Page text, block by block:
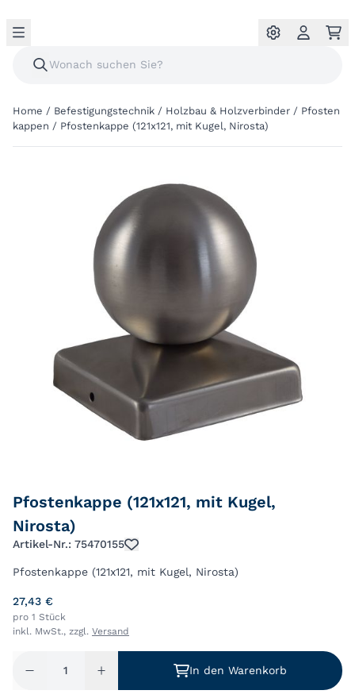
Home / Befestigungstechnik / Holzbau & Holzverbinder / Pfosten
kappen / Pfostenkappe (121x121, mit Kugel, Nirosta)
Pfostenkappe (121x121, mit Kugel,
Nirosta)
Artikel-Nr.: 75470155
Pfostenkappe (121x121, mit Kugel, Nirosta)
27,43 €
pro 1 Stück
inkl. MwSt., zzgl. Versand
In den Warenkorb